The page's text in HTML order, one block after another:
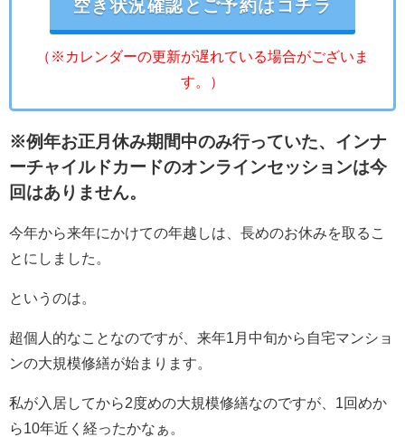
空き状況確認とご予約はコチラ
（※カレンダーの更新が遅れている場合がございま
す。）
※例年お正月休み期間中のみ行っていた、インナ
ーチャイルドカードのオンラインセッションは今
回はありません。
今年から来年にかけての年越しは、長めのお休みを取るこ
とにしました。
というのは。
超個人的なことなのですが、来年1月中旬から自宅マンショ
ンの大規模修繕が始まります。
私が入居してから2度めの大規模修繕なのですが、1回めか
ら10年近く経ったかなぁ。